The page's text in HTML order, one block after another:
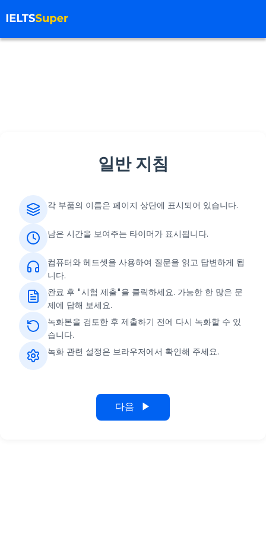
일반 지침
각 부품의 이름은 페이지 상단에 표시되어 있습니다.
남은 시간을 보여주는 타이머가 표시됩니다.
컴퓨터와 헤드셋을 사용하여 질문을 읽고 답변하게 됩
니다.
완료 후 "시험 제출"을 클릭하세요. 가능한 한 많은 문
제에 답해 보세요.
녹화본을 검토한 후 제출하기 전에 다시 녹화할 수 있
습니다.
녹화 관련 설정은 브라우저에서 확인해 주세요.
다음 ▶